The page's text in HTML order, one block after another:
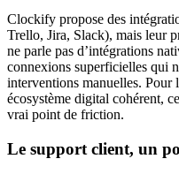
Clockify propose des
Trello, Jira, Slack), mais leur
ne parle pas d’intégrations
connexions superficielles qui
interventions manuelles. Pour
écosystème digital cohérent,
vrai point de friction.
Le support client, un